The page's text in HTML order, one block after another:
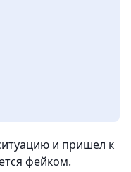
и пришел к
фейком.